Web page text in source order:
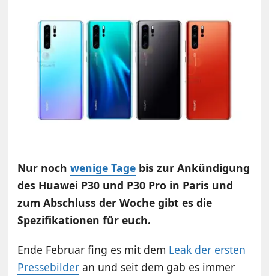
Nur nochwenige Tage bis zur Ankündigung
des Huawei P30 und P30 Pro in Paris und
zum Abschluss der Woche gibt es die
Spezifikationen für euch.
Ende Februar fing es mit dem Leak der ersten
Pressebilder an und seit dem gab es immer